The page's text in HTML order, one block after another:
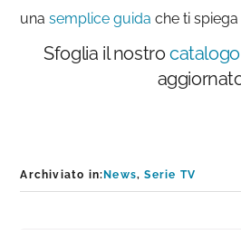
unasemplice guida che ti
Sfoglia il nostro
Archiviato in: News,Serie TV